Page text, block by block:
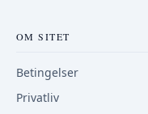
OM SITET
Betingelser
Privatliv